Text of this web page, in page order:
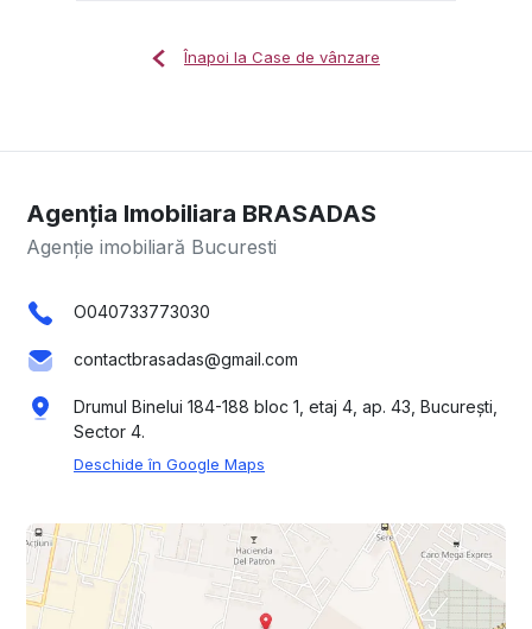
Înapoi la Case de vânzare
Agenția Imobiliara BRASADAS
Agenție imobiliară Bucuresti
O040733773030
contactbrasadas@gmail.com
Drumul Binelui 184-188 bloc 1, etaj 4, ap. 43, București,
Sector 4.
Deschide în Google Maps